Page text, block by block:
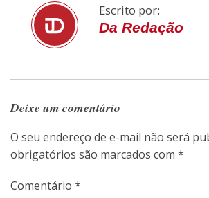
Escrito por:
Da Redação
Deixe um comentário
O seu endereço de e-mail não será
obrigatórios são marcados com *
Comentário *